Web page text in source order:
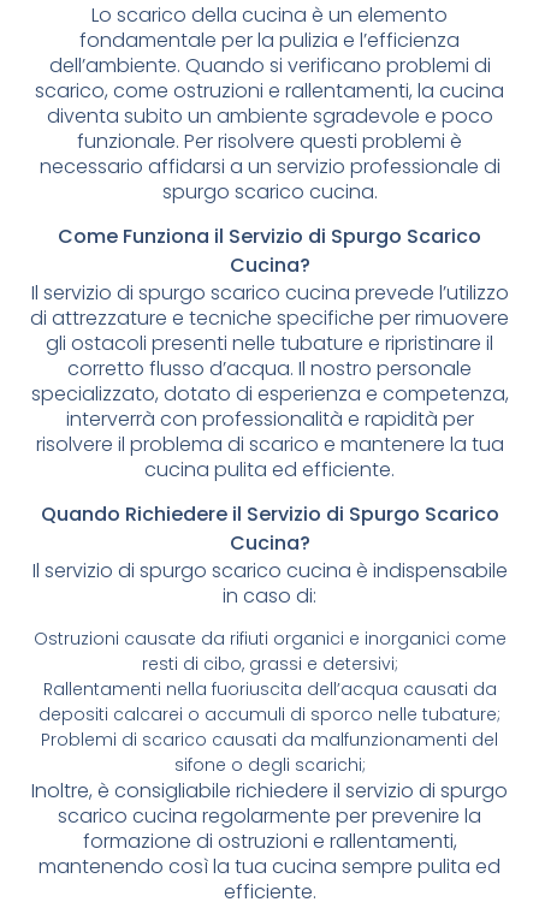
Lo scarico della cucina è un elemento
fondamentale per la pulizia e l’efficienza
dell’ambiente. Quando si verificano problemi di
scarico, come ostruzioni e rallentamenti, la cucina
diventa subito un ambiente sgradevole e poco
funzionale. Per risolvere questi problemi è
necessario affidarsi a un servizio professionale di
spurgo scarico cucina.
Come Funziona il Servizio di Spurgo Scarico
Cucina?
Il servizio di spurgo scarico cucina prevede l’utilizzo
di attrezzature e tecniche specifiche per rimuovere
gli ostacoli presenti nelle tubature e ripristinare il
corretto flusso d’acqua. Il nostro personale
specializzato, dotato di esperienza e competenza,
interverrà con professionalità e rapidità per
risolvere il problema di scarico e mantenere la tua
cucina pulita ed efficiente.
Quando Richiedere il Servizio di Spurgo Scarico
Cucina?
Il servizio di spurgo scarico cucina è indispensabile
in caso di:
Ostruzioni causate da rifiuti organici e inorganici come
resti di cibo, grassi e detersivi;
Rallentamenti nella fuoriuscita dell’acqua causati da
depositi calcarei o accumuli di sporco nelle tubature;
Problemi di scarico causati da malfunzionamenti del
sifone o degli scarichi;
Inoltre, è consigliabile richiedere il servizio di spurgo
scarico cucina regolarmente per prevenire la
formazione di ostruzioni e rallentamenti,
mantenendo così la tua cucina sempre pulita ed
efficiente.